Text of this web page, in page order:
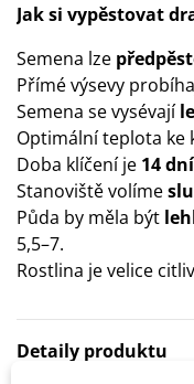
Jak si vypěstovat
Semena lze
Přímé výsevy
Semena se vysévají
Optimální teplota ke
Doba klíčení je 14 dní
Stanoviště volíme
Půda by měla být
5,5–7.
Rostlina je velice
Detaily produktu